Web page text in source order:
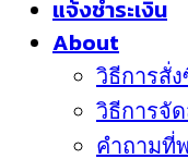
แจ้งชำระเงิน
About
วิธีการสั่
วิธีการจั
คำถามที่